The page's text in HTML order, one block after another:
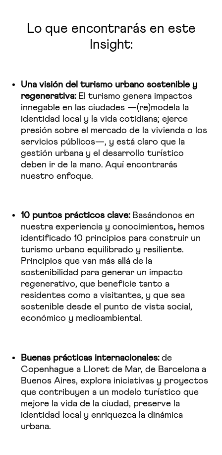
Lo que encontrarás en este
Insight:
Una visión del turismo urbano sostenible y
regenerativa: El turismo genera impactos
innegable en las ciudades —(re)modela la
identidad local y la vida cotidiana; ejerce
presión sobre el mercado de la vivienda o los
servicios públicos—, y está claro que la
gestión urbana y el desarrollo turístico
deben ir de la mano. Aquí encontrarás
nuestro enfoque.
10 puntos prácticos clave: Basándonos en
nuestra experiencia y conocimientos,hemos
identificado 10 principios para construir un
turismo urbano equilibrado y resiliente.
Principios que van más allá de la
sostenibilidad para generar un impacto
regenerativo, que beneficie tanto a
residentes como a visitantes, y que sea
sostenible desde el punto de vista social,
económico y medioambiental.
Buenas prácticas internacionales: de
Copenhague a Lloret de Mar, de Barcelona a
Buenos Aires, explora iniciativas y proyectos
que contribuyen a un modelo turístico que
mejore la vida de la ciudad, preserve la
identidad local y enriquezca la dinámica
urbana.